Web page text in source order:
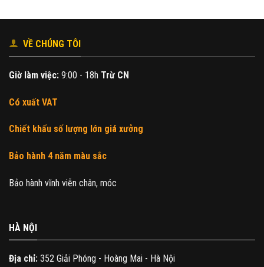
VỀ CHÚNG TÔI
Giờ làm việc: 9:00 - 18h Trừ CN
Có xuất VAT
Chiết khấu số lượng lớn giá xưởng
Bảo hành 4 năm màu sắc
Bảo hành vĩnh viễn chân, móc
HÀ NỘI
Địa chỉ: 352 Giải Phóng - Hoàng Mai - Hà Nội